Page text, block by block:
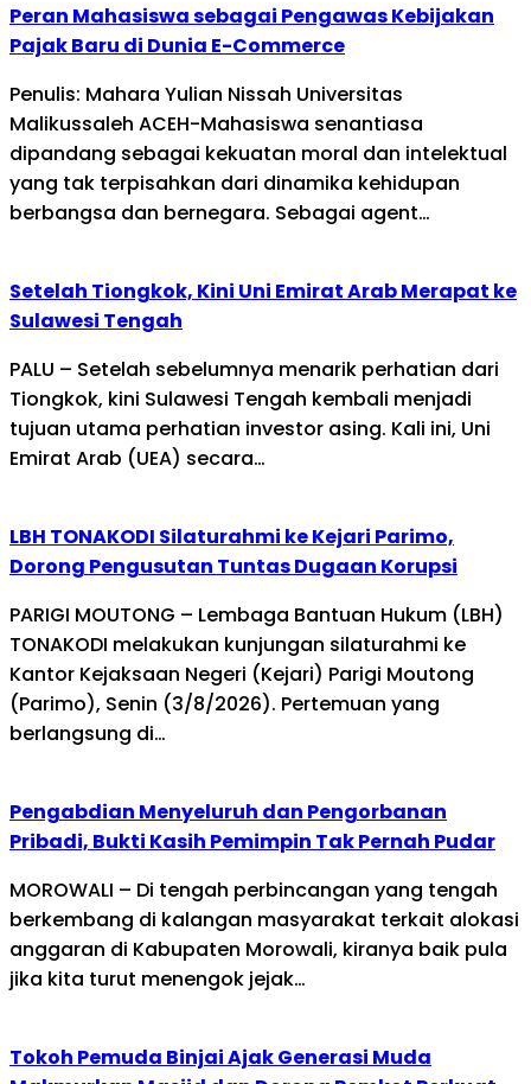
Peran Mahasiswa sebagai Pengawas Kebijakan
Pajak Baru di Dunia E-Commerce
Penulis: Mahara Yulian Nissah Universitas
Malikussaleh ACEH-Mahasiswa senantiasa
dipandang sebagai kekuatan moral dan intelektual
yang tak terpisahkan dari dinamika kehidupan
berbangsa dan bernegara. Sebagai agent…
Setelah Tiongkok, Kini Uni Emirat Arab Merapat ke
Sulawesi Tengah
PALU – Setelah sebelumnya menarik perhatian dari
Tiongkok, kini Sulawesi Tengah kembali menjadi
tujuan utama perhatian investor asing. Kali ini, Uni
Emirat Arab (UEA) secara…
LBH TONAKODI Silaturahmi ke Kejari Parimo,
Dorong Pengusutan Tuntas Dugaan Korupsi
PARIGI MOUTONG – Lembaga Bantuan Hukum (LBH)
TONAKODI melakukan kunjungan silaturahmi ke
Kantor Kejaksaan Negeri (Kejari) Parigi Moutong
(Parimo), Senin (3/8/2026). Pertemuan yang
berlangsung di…
Pengabdian Menyeluruh dan Pengorbanan
Pribadi, Bukti Kasih Pemimpin Tak Pernah Pudar
MOROWALI – Di tengah perbincangan yang tengah
berkembang di kalangan masyarakat terkait alokasi
anggaran di Kabupaten Morowali, kiranya baik pula
jika kita turut menengok jejak…
Tokoh Pemuda Binjai Ajak Generasi Muda